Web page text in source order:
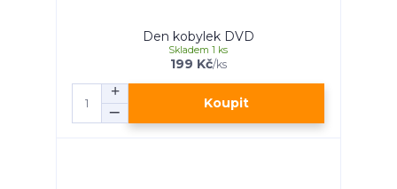
Den kobylek DVD
199 Kč/ks
Skladem 1 ks
Koupit